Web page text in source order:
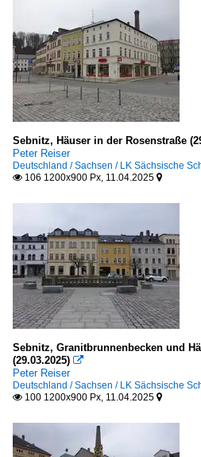
Sebnitz, Häuser in der Rosenstraße
Peter Reiser
Deutschland / Sachsen / LK Sächsische
 106 1200x900 Px, 11.04.2025 
Sebnitz, Granitbrunnenbecken und
(29.03.2025) 
Peter Reiser
Deutschland / Sachsen / LK Sächsische
 100 1200x900 Px, 11.04.2025 